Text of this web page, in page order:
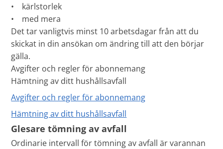
• kärlstorlek
• med mera
Det tar vanligtvis minst 10 arbetsdagar från att du
skickat in din ansökan om ändring till att den börjar
gälla.
Avgifter och regler för abonnemang
Hämtning av ditt hushållsavfall
Avgifter och regler för abonnemang
Hämtning av ditt hushållsavfall
Glesare tömning av avfall
Ordinarie intervall för tömning av avfall är varannan